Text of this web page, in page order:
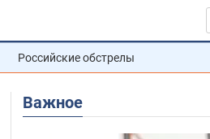
Российские обстрелы
Важное